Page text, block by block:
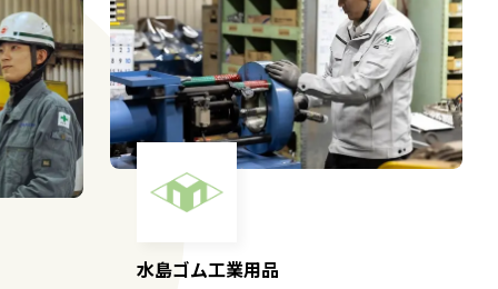
水島ゴム工業用品